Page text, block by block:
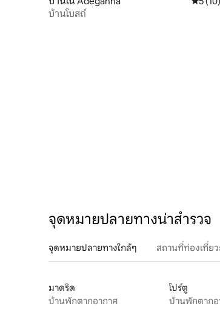
บ้านโบสถ์
จุดหมายปลายทางน่าสำรวจ
จุดหมายปลายทางใกล้ๆ สถานที่ท่องเที่ย
มาดริด
บ้านพักตากอากาศ
โปร์ตู
บ้านพักตากอ